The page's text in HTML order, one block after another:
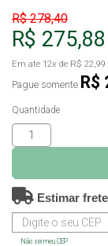
R$ 278,40
R$ 275,88
Em até 12x de R$ 22,99
Pague somente R$
Quantidade
Estimar frete
Não sei meu CEP